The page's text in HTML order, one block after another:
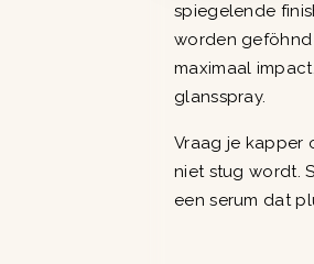
spiegelende
worden geföhnd
maximaal
glansspray.
Vraag je kapper
niet stug wordt.
een serum dat